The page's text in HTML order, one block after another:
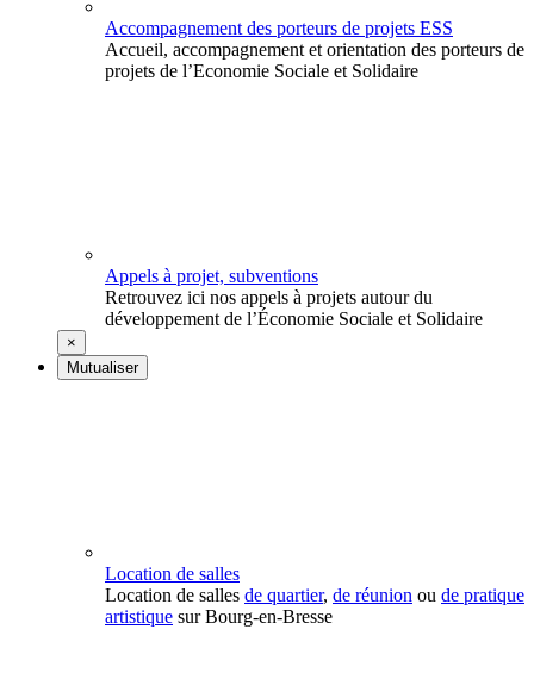
Accompagnement des porteurs de projets ESS
Accueil, accompagnement et orientation des porteurs de
projets de l’Economie Sociale et Solidaire
Appels à projet, subventions
Retrouvez ici nos appels à projets autour du
développement de l’Économie Sociale et Solidaire
×
Mutualiser
Location de salles
Location de salles de quartier, de réunion ou de pratique
artistique sur Bourg-en-Bresse